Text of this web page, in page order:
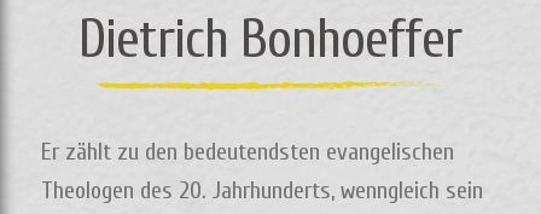
Dietrich Bonhoeffer
Er zählt zu den bedeutendsten evangelischen
Theologen des 20. Jahrhunderts, wenngleich sein